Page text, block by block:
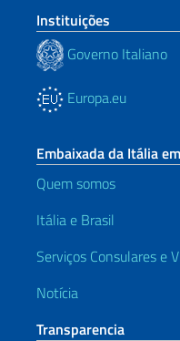
Instituições
Governo Italiano
Europa.eu
Embaixada da Itália
Quem somos
Itália e Brasil
Serviços Consulares e
Notícia
Transparencia